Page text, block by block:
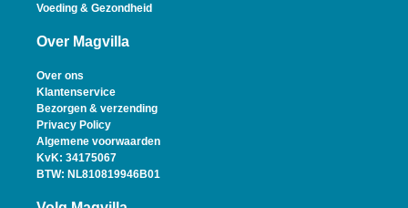
Voeding & Gezondheid
Over Magvilla
Over ons
Klantenservice
Bezorgen & verzending
Privacy Policy
Algemene voorwaarden
KvK: 34175067
BTW: NL810819946B01